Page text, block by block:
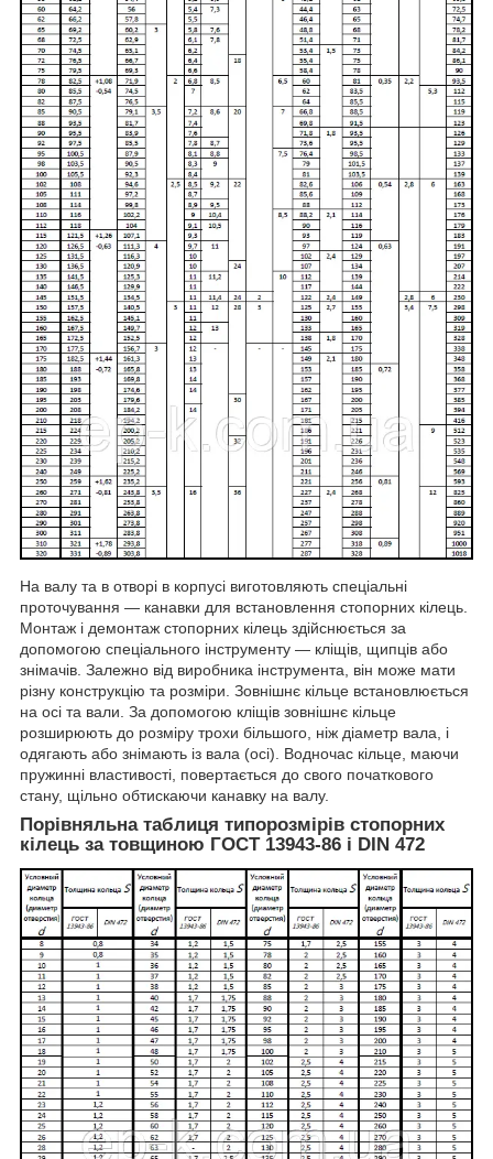
На валу та в отворі в корпусі виготовляють спеціальні
проточування — канавки для встановлення стопорних кілець.
Монтаж і демонтаж стопорних кілець здійснюється за
допомогою спеціального інструменту — кліщів, щипців або
знімачів. Залежно від виробника інструмента, він може мати
різну конструкцію та розміри. Зовнішнє кільце встановлюється
на осі та вали. За допомогою кліщів зовнішнє кільце
розширюють до розміру трохи більшого, ніж діаметр вала, і
одягають або знімають із вала (осі). Водночас кільце, маючи
пружинні властивості, повертається до свого початкового
стану, щільно обтискаючи канавку на валу.
Порівняльна таблиця типорозмірів стопорних
кілець за товщиною ГОСТ 13943-86 і DIN 472